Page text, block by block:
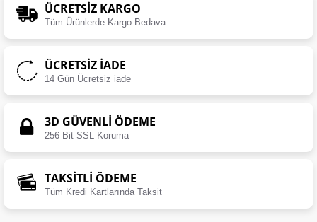
ÜCRETSIZ KARGO
Tüm Ürünlerde Kargo Bedava
ÜCRETSIZ İADE
14 Gün Ücretsiz iade
3D GÜVENLİ ÖDEME
256 Bit SSL Koruma
TAKSİTLİ ÖDEME
Tüm Kredi Kartlarında Taksit